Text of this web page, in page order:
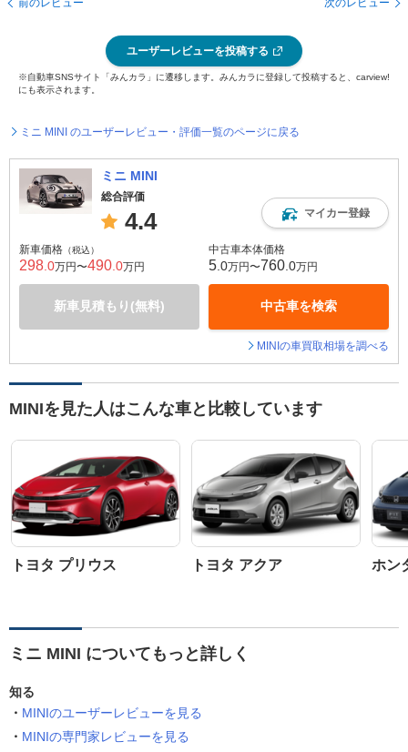
前のレビュー 次のレビュー
ユーザーレビューを投稿する
※自動車SNSサイト「みんカラ」に遷移します。みんカラに登録して投稿すると、carview!
にも表示されます。
ミニ MINI のユーザーレビュー・評価一覧のページに戻る
ミニ MINI
総合評価
4.4 マイカー登録
新車価格 （税込）
298 .0万円〜490 .0万円
新車見積もり(無料)
中古車本体価格
5 .0万円〜760 .0万円
中古車を検索
MINIの車買取相場を調べる
MINIを見た人はこんな車と比較しています
トヨタ プリウス トヨタ アクア ホン
ミニ MINI についてもっと詳しく
知る
MINIのユーザーレビューを見る
MINIの専門家レビューを見る